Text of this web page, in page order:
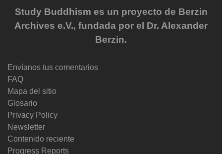
Study Buddhism es un proyecto de Berzin
Archives e.V., fundada por el Dr. Alexander
Berzin.
Envíanos tus comentarios
FAQ
Mapa del sitio
Glosario
Privacy Policy
Newsletter
Contenido reciente
Progress Reports